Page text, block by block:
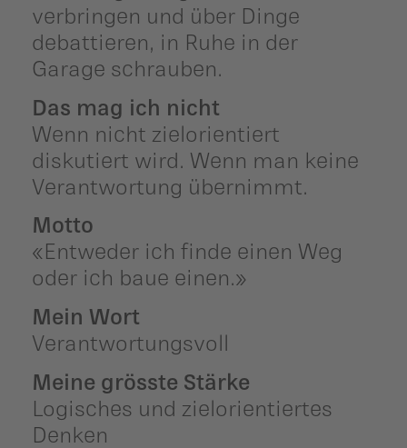
verbringen und über Dinge
debattieren, in Ruhe in der
Garage schrauben.
Das mag ich nicht
Wenn nicht zielorientiert
diskutiert wird. Wenn man keine
Verantwortung übernimmt.
Motto
«Entweder ich finde einen Weg
oder ich baue einen.»
Mein Wort
Verantwortungsvoll
Meine grösste Stärke
Logisches und zielorientiertes
Denken